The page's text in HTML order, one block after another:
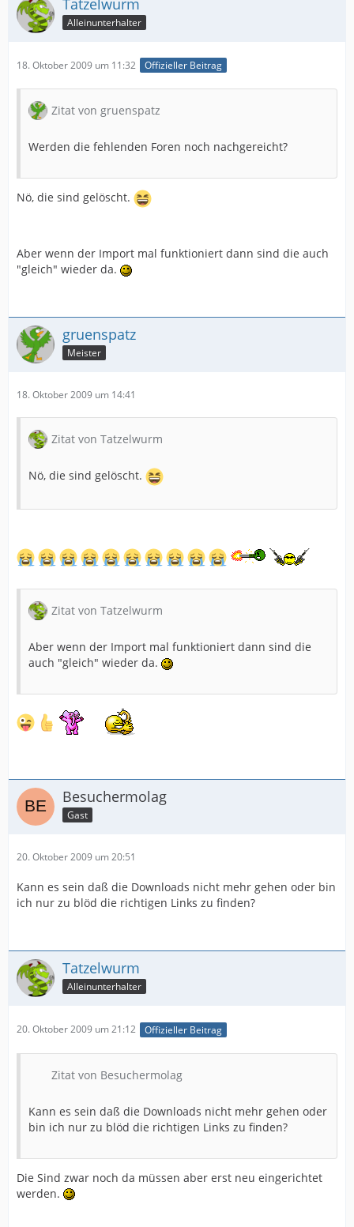
Tatzelwurm
Alleinunterhalter
18. Oktober 2009 um 11:32 Offizieller Beitrag
Zitat von gruenspatz
Werden die fehlenden Foren noch nachgereicht?
Nö, die sind gelöscht.
Aber wenn der Import mal funktioniert dann sind die auch
"gleich" wieder da.
gruenspatz
Meister
18. Oktober 2009 um 14:41
Zitat von Tatzelwurm
Nö, die sind gelöscht.
Zitat von Tatzelwurm
Aber wenn der Import mal funktioniert dann sind die
auch "gleich" wieder da.
Besuchermolag
Gast
20. Oktober 2009 um 20:51
Kann es sein daß die Downloads nicht mehr gehen oder bin
ich nur zu blöd die richtigen Links zu finden?
Tatzelwurm
Alleinunterhalter
20. Oktober 2009 um 21:12 Offizieller Beitrag
Zitat von Besuchermolag
Kann es sein daß die Downloads nicht mehr gehen oder
bin ich nur zu blöd die richtigen Links zu finden?
Die Sind zwar noch da müssen aber erst neu eingerichtet
werden.